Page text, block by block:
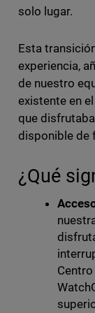
solo lugar.
Esta
experiencia,
de nuestro
existente en
que
disponible de
¿Qué